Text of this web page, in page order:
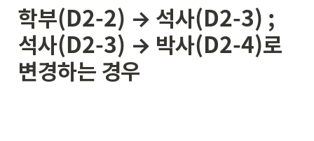
학부(D2-2) → 석사(D2-3) ;
석사(D2-3) → 박사(D2-4)로
변경하는 경우